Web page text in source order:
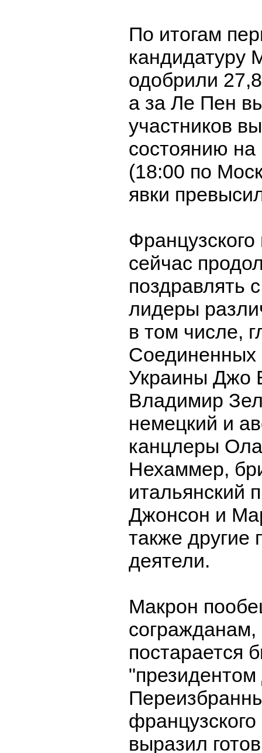
По итогам
кандидатуру
одобрили
а за Ле Пен
участников
состоянию
(18:00 по
явки
сейчас
поздравлять
лидеры
в том числе,
Соединенных
Украины Джо
Владимир
немецкий и
канцлеры
Нехаммер,
итальянский
Джонсон и
также другие
деятели.
Макрон
согражданам,
постарается
"президентом
французского
выразил